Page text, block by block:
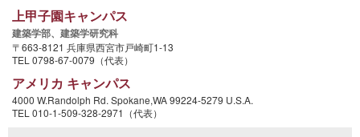
上甲子園キャンパス
建築学部、 建築学研究科
〒663-8121 兵庫県西宮市戸崎町1-13
TEL 0798-67-0079（代表）
アメリカ キャンパス
4000 W.Randolph Rd. Spokane,WA 99224-5279 U.S.A.
TEL 010-1-509-328-2971（代表）